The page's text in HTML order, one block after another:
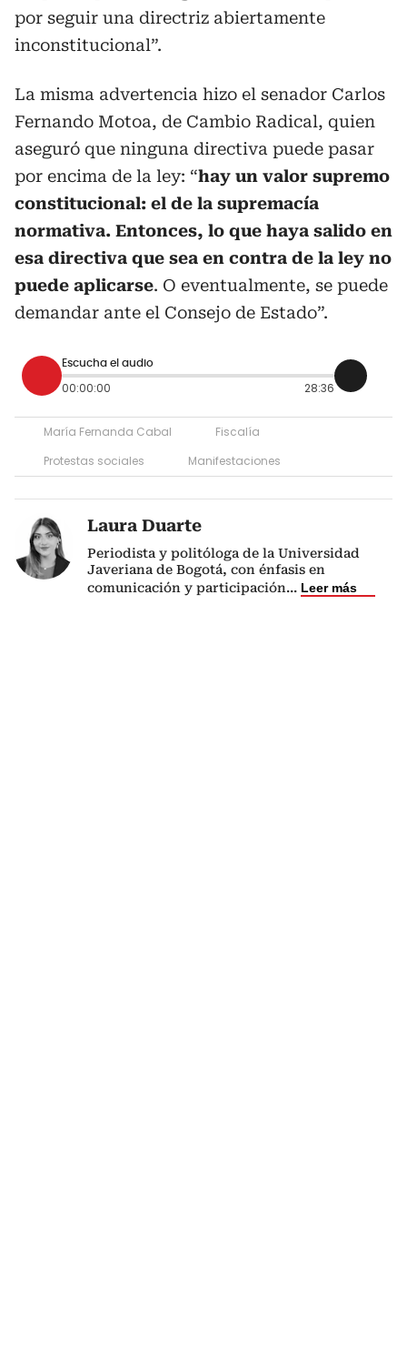
por seguir una directriz abiertamente
inconstitucional”.
La misma advertencia hizo el senador Carlos
Fernando Motoa, de Cambio Radical, quien
aseguró que ninguna directiva puede pasar
por encima de la ley: “hay un valor supremo
constitucional: el de la supremacía
normativa. Entonces, lo que haya salido en
esa directiva que sea en contra de la ley no
puede aplicarse. O eventualmente, se puede
demandar ante el Consejo de Estado”.
Escucha el audio
00:00:00 28:36
María Fernanda Cabal
Fiscalía
Protestas sociales
Manifestaciones
Laura Duarte
Periodista y politóloga de la Universidad
Javeriana de Bogotá, con énfasis en
comunicación y participación... Leer más